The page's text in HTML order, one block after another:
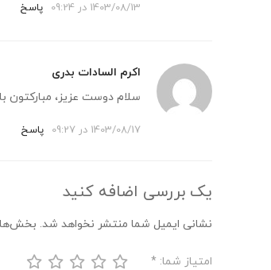
1403/08/13 در 09:24 پاسخ
اکرم السادات بدری
سلام دوست عزیز، مبارکتون
1403/08/17 در 09:27 پاسخ
یک بررسی اضافه کنید
نشانی ایمیل شما منتشر نخواهد شد.
امتیاز شما: *